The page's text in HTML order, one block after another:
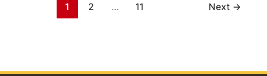
1 2 … 11 Next →